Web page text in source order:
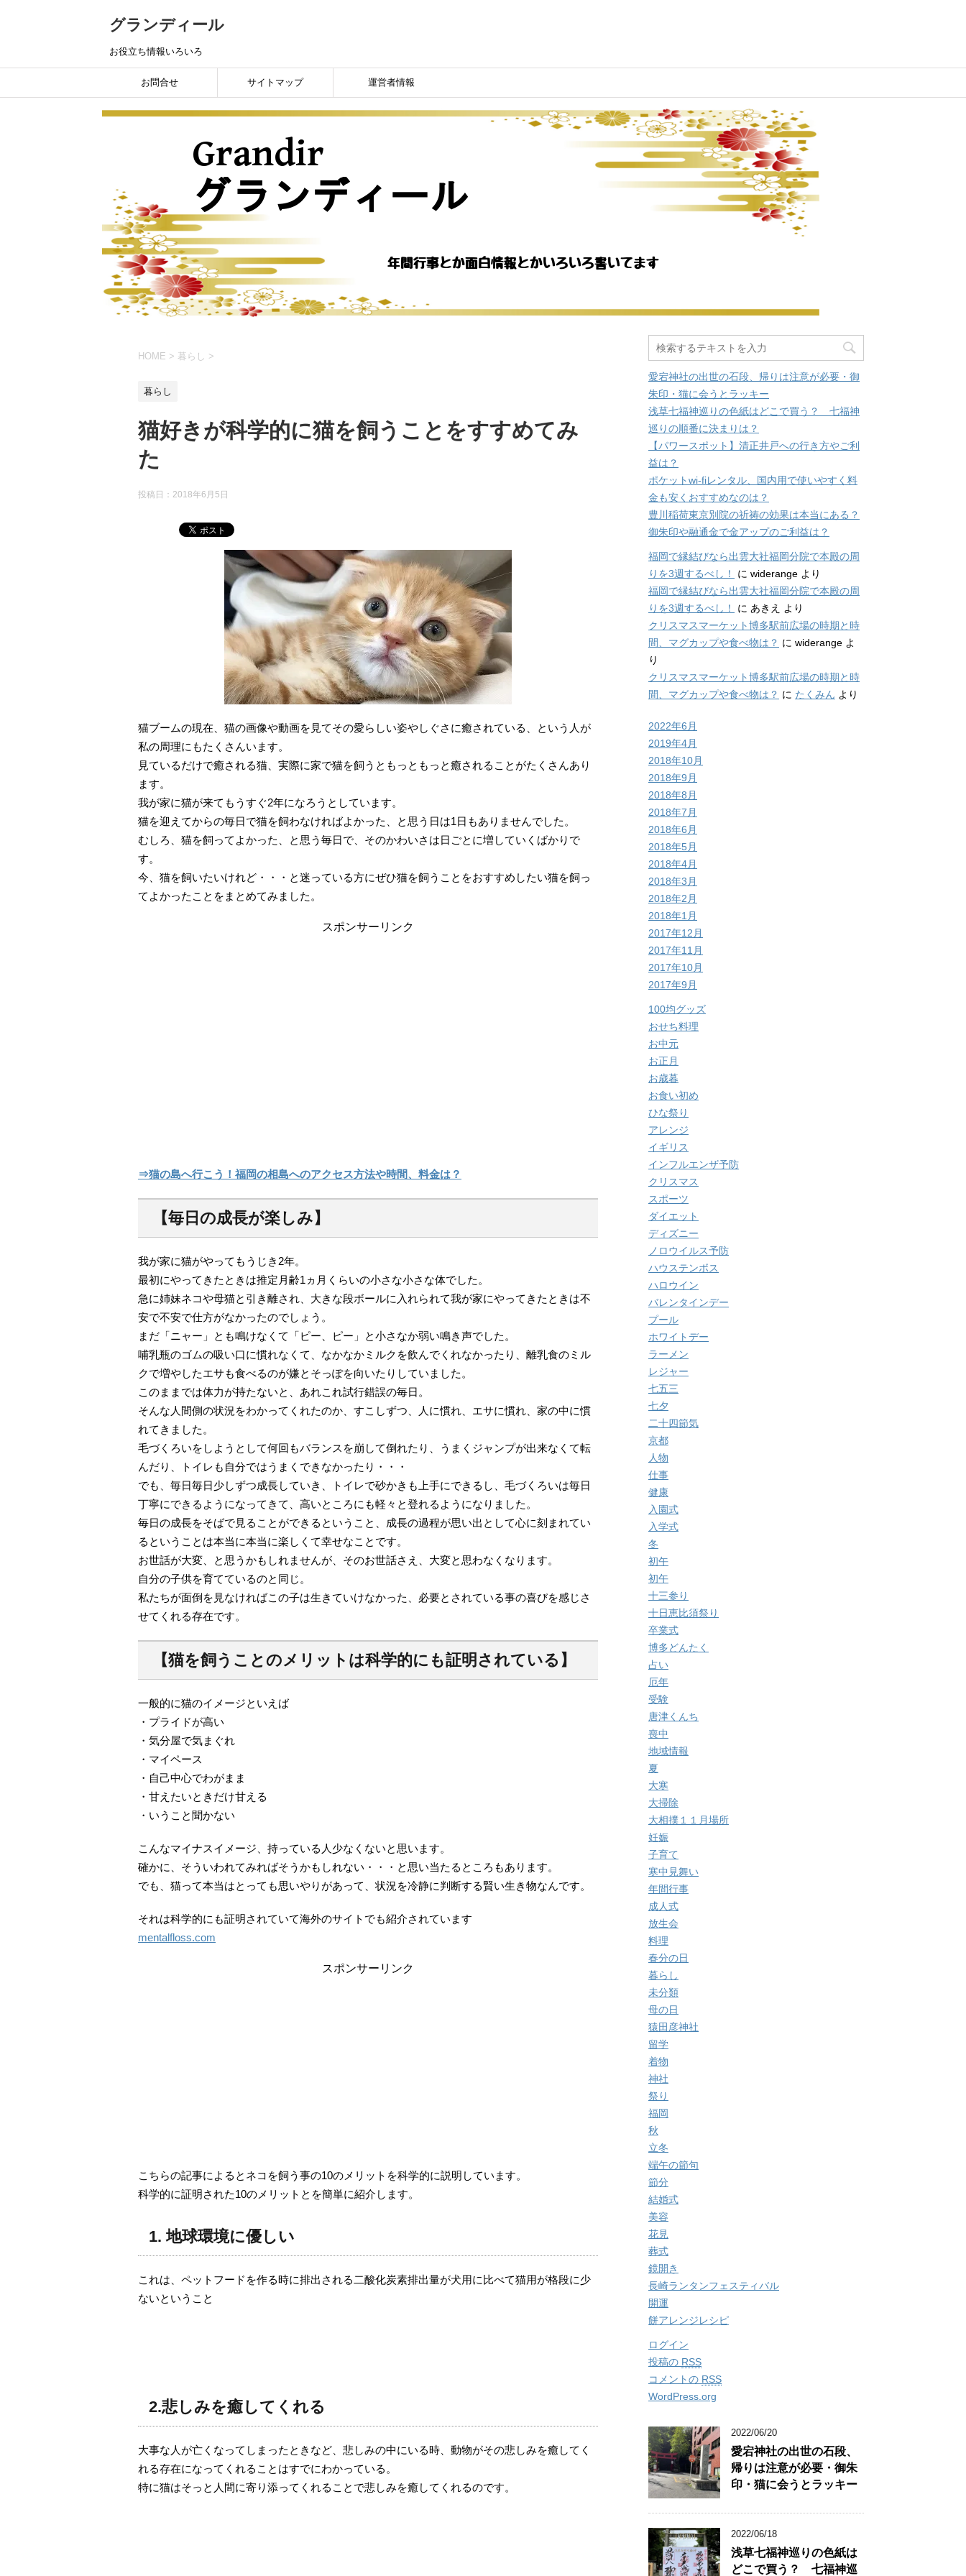
グランディール
お役立ち情報いろいろ
お問合せ サイトマップ 運営者情報
HOME > 暮らし >
暮らし
猫好きが科学的に猫を飼うことをすすめてみ
た
投稿日：2018年6月5日
猫ブームの現在、猫の画像や動画を見てその愛らしい姿やしぐさに癒されている、という人が
私の周理にもたくさんいます。
見ているだけで癒される猫、実際に家で猫を飼うともっともっと癒されることがたくさんあり
ます。
我が家に猫が来てもうすぐ2年になろうとしています。
猫を迎えてからの毎日で猫を飼わなければよかった、と思う日は1日もありませんでした。
むしろ、猫を飼ってよかった、と思う毎日で、そのかわいさは日ごとに増していくばかりで
す。
今、猫を飼いたいけれど・・・と迷っている方にぜひ猫を飼うことをおすすめしたい猫を飼っ
てよかったことをまとめてみました。
スポンサーリンク
⇒猫の島へ行こう！福岡の相島へのアクセス方法や時間、料金は？
【毎日の成長が楽しみ】
我が家に猫がやってもうじき2年。
最初にやってきたときは推定月齢1ヵ月くらいの小さな小さな体でした。
急に姉妹ネコや母猫と引き離され、大きな段ボールに入れられて我が家にやってきたときは不
安で不安で仕方がなかったのでしょう。
まだ「ニャー」とも鳴けなくて「ピー、ピー」と小さなか弱い鳴き声でした。
哺乳瓶のゴムの吸い口に慣れなくて、なかなかミルクを飲んでくれなかったり、離乳食のミル
クで増やしたエサも食べるのが嫌とそっぽを向いたりしていました。
このままでは体力が持たないと、あれこれ試行錯誤の毎日。
そんな人間側の状況をわかってくれたのか、すこしずつ、人に慣れ、エサに慣れ、家の中に慣
れてきました。
毛づくろいをしようとして何回もバランスを崩して倒れたり、うまくジャンプが出来なくて転
んだり、トイレも自分ではうまくできなかったり・・・
でも、毎日毎日少しずつ成長していき、トイレで砂かきも上手にできるし、毛づくろいは毎日
丁寧にできるようになってきて、高いところにも軽々と登れるようになりました。
毎日の成長をそばで見ることができるということ、成長の過程が思い出として心に刻まれてい
るということは本当に本当に楽しくて幸せなことです。
お世話が大変、と思うかもしれませんが、そのお世話さえ、大変と思わなくなります。
自分の子供を育てているのと同じ。
私たちが面倒を見なければこの子は生きていけなかった、必要とされている事の喜びを感じさ
せてくれる存在です。
【猫を飼うことのメリットは科学的にも証明されている】
一般的に猫のイメージといえば
・プライドが高い
・気分屋で気まぐれ
・マイペース
・自己中心でわがまま
・甘えたいときだけ甘える
・いうこと聞かない
こんなマイナスイメージ、持っている人少なくないと思います。
確かに、そういわれてみればそうかもしれない・・・と思い当たるところもあります。
でも、猫って本当はとっても思いやりがあって、状況を冷静に判断する賢い生き物なんです。
それは科学的にも証明されていて海外のサイトでも紹介されています
mentalfloss.com
スポンサーリンク
こちらの記事によるとネコを飼う事の10のメリットを科学的に説明しています。
科学的に証明された10のメリットとを簡単に紹介します。
1. 地球環境に優しい
これは、ペットフードを作る時に排出される二酸化炭素排出量が犬用に比べて猫用が格段に少
ないということ
2.悲しみを癒してくれる
大事な人が亡くなってしまったときなど、悲しみの中にいる時、動物がその悲しみを癒してく
れる存在になってくれることはすでにわかっている。
特に猫はそっと人間に寄り添ってくれることで悲しみを癒してくれるのです。
愛宕神社の出世の石段、帰りは注意が必要・御
朱印・猫に会うとラッキー
浅草七福神巡りの色紙はどこで買う？ 七福神
巡りの順番に決まりは？
【パワースポット】清正井戸への行き方やご利
益は？
ポケットwi-fiレンタル、国内用で使いやすく料
金も安くおすすめなのは？
豊川稲荷東京別院の祈祷の効果は本当にある？
御朱印や融通金で金アップのご利益は？
福岡で縁結びなら出雲大社福岡分院で本殿の周
りを3週するべし！
に widerange より
福岡で縁結びなら出雲大社福岡分院で本殿の周
りを3週するべし！
に あきえ
より
クリスマスマーケット博多駅前広場の時期と時
間、マグカップや食べ物は？ に widerange よ
り
クリスマスマーケット博多駅前広場の時期と時
間、マグカップや食べ物は？ に たくみん より
2022年6月
2019年4月
2018年10月
2018年9月
2018年8月
2018年7月
2018年6月
2018年5月
2018年4月
2018年3月
2018年2月
2018年1月
2017年12月
2017年11月
2017年10月
2017年9月
100均グッズ
おせち料理
お中元
お正月
お歳暮
お食い初め
ひな祭り
アレンジ
イギリス
インフルエンザ予防
クリスマス
スポーツ
ダイエット
ディズニー
ノロウイルス予防
ハウステンボス
ハロウイン
バレンタインデー
プール
ホワイトデー
ラーメン
レジャー
七五三
七夕
二十四節気
京都
人物
仕事
健康
入園式
入学式
冬
初午
初午
十三参り
十日恵比須祭り
卒業式
博多どんたく
占い
厄年
受験
唐津くんち
喪中
地域情報
夏
大寒
大掃除
大相撲１１月場所
妊娠
子育て
寒中見舞い
年間行事
成人式
放生会
料理
春分の日
暮らし
未分類
母の日
猿田彦神社
留学
着物
神社
祭り
福岡
秋
立冬
端午の節句
節分
結婚式
美容
花見
葬式
鏡開き
長崎ランタンフェスティバル
開運
餅アレンジレシピ
ログイン
投稿の RSS
コメントの RSS
WordPress.org
2022/06/20
愛宕神社の出世の石段、
帰りは注意が必要・御朱
印・猫に会うとラッキー
2022/06/18
浅草七福神巡りの色紙は
どこで買う？ 七福神巡